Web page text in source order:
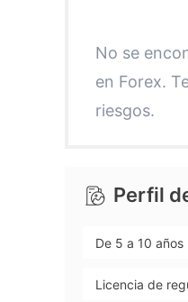
5
6
9
No se
en Forex.
riesgos.
Perfil
De 5 a 10 años
Licencia de